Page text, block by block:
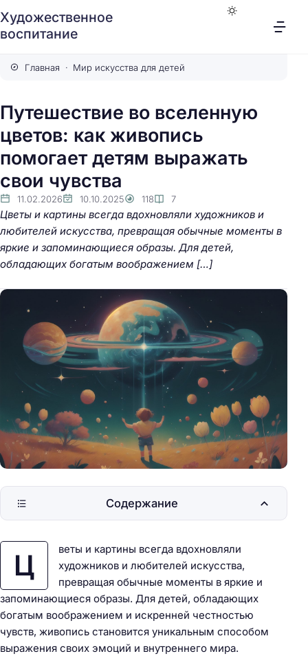
Художественное
воспитание
Главная Мир искусства для детей
Путешествие во вселенную
цветов: как живопись
помогает детям выражать
свои чувства
11.02.2026 10.10.2025 118 7
Цветы и картины всегда вдохновляли художников и
любителей искусства, превращая обычные моменты в
яркие и запоминающиеся образы. Для детей,
обладающих богатым воображением […]
Ц
веты и картины всегда вдохновляли
художников и любителей искусства,
превращая обычные моменты в яркие и
запоминающиеся образы. Для детей, обладающих
богатым воображением и искренней честностью
чувств, живопись становится уникальным способом
выражения своих эмоций и внутреннего мира.
Содержание